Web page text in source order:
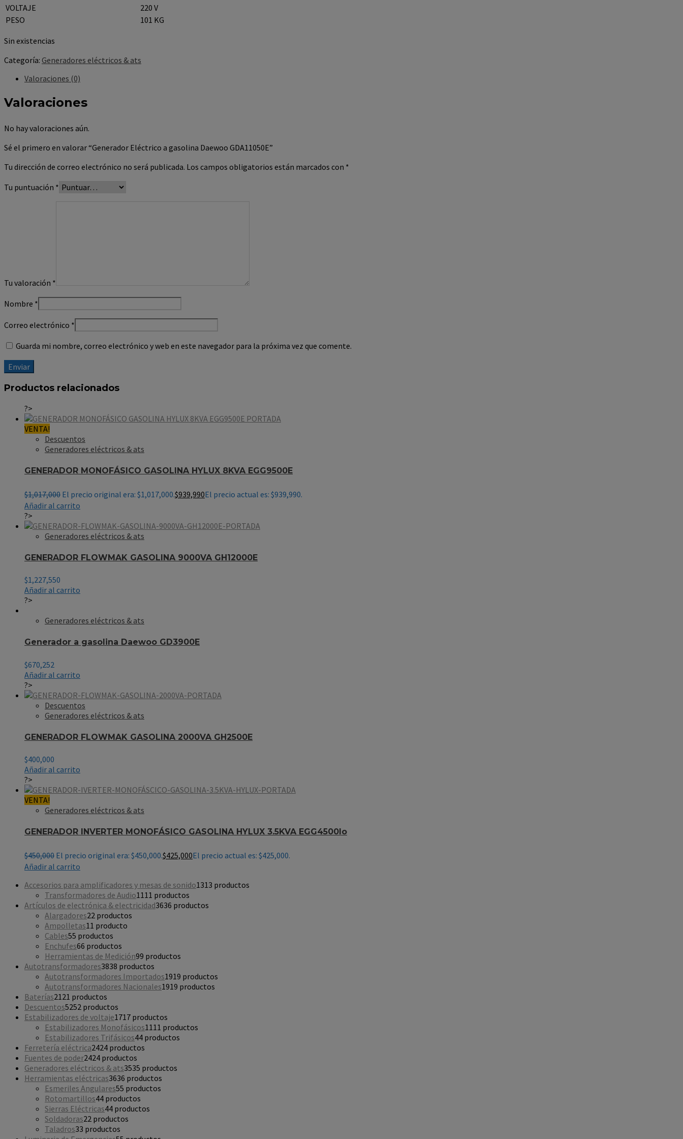
VOLTAJE
220 V
PESO
101 KG
Sin existencias
Categoría: Generadores eléctricos & ats
Valoraciones (0)
Valoraciones
No hay valoraciones aún.
Sé el primero en valorar “Generador Eléctrico a gasolina Daewoo GDA11050E”
Tu dirección de correo electrónico no será publicada. Los campos obligatorios están marcados con *
Tu puntuación *
Tu valoración *
Nombre *
Correo electrónico *
Guarda mi nombre, correo electrónico y web en este navegador para la próxima vez que comente.
Productos relacionados
?>
VENTA!
Descuentos
Generadores eléctricos & ats
GENERADOR MONOFÁSICO GASOLINA HYLUX 8KVA EGG9500E
$1,017,000 El precio original era: $1,017,000.$939,990El precio actual es: $939,990.
Añadir al carrito
?>
Generadores eléctricos & ats
GENERADOR FLOWMAK GASOLINA 9000VA GH12000E
$1,227,550
Añadir al carrito
?>
Generadores eléctricos & ats
Generador a gasolina Daewoo GD3900E
$670,252
Añadir al carrito
?>
Descuentos
Generadores eléctricos & ats
GENERADOR FLOWMAK GASOLINA 2000VA GH2500E
$400,000
Añadir al carrito
?>
VENTA!
Generadores eléctricos & ats
GENERADOR INVERTER MONOFÁSICO GASOLINA HYLUX 3.5KVA EGG4500Io
$450,000 El precio original era: $450,000.$425,000El precio actual es: $425,000.
Añadir al carrito
Accesorios para amplificadores y mesas de sonido1313 productos
Transformadores de Audio11 11 productos
Artículos de electrónica & electricidad3636 productos
Alargadores22 productos
Ampolletas1 1 producto
Cables55 productos
Enchufes66 productos
Herramientas de Medición99 productos
Autotransformadores3838 productos
Autotransformadores Importados1919 productos
Autotransformadores Nacionales1919 productos
Baterías21 21 productos
Descuentos5252 productos
Estabilizadores de voltaje1717 productos
Estabilizadores Monofásicos11 11 productos
Estabilizadores Trifásicos44 productos
Ferretería eléctrica2424 productos
Fuentes de poder2424 productos
Generadores eléctricos & ats3535 productos
Herramientas eléctricas3636 productos
Esmeriles Angulares55 productos
Rotomartillos44 productos
Sierras Eléctricas44 productos
Soldadoras22 productos
Taladros33 productos